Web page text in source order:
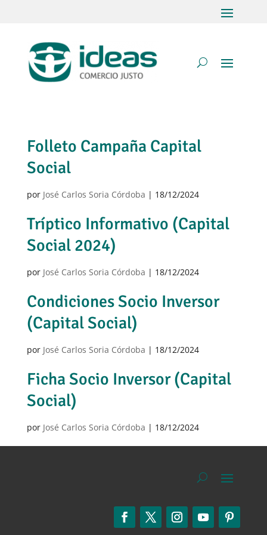
Folleto Campaña Capital
Social
por José Carlos Soria Córdoba | 18/12/2024
Tríptico Informativo (Capital
Social 2024)
por José Carlos Soria Córdoba | 18/12/2024
Condiciones Socio Inversor
(Capital Social)
por José Carlos Soria Córdoba | 18/12/2024
Ficha Socio Inversor (Capital
Social)
por José Carlos Soria Córdoba | 18/12/2024